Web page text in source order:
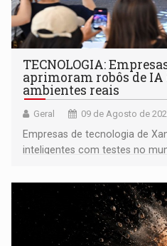
TECNOLOGIA:
aprimoram robôs de
ambientes reais
Geral 09 de Agosto de
Empresas de tecnologia de
inteligentes com testes no